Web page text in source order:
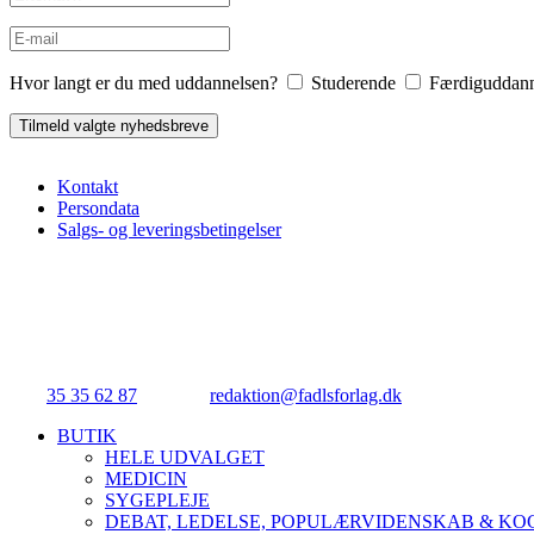
Hvor langt er du med uddannelsen? Studerende
Kontakt
Persondata
Salgs- og leveringsbetingelser
35 35 62 87 redaktion@fadlsforlag.dk
Close
BUTIK
HELE UDVALGET
MEDICIN
SYGEPLEJE
DEBAT, LEDELSE, POPULÆRVIDENSKAB &